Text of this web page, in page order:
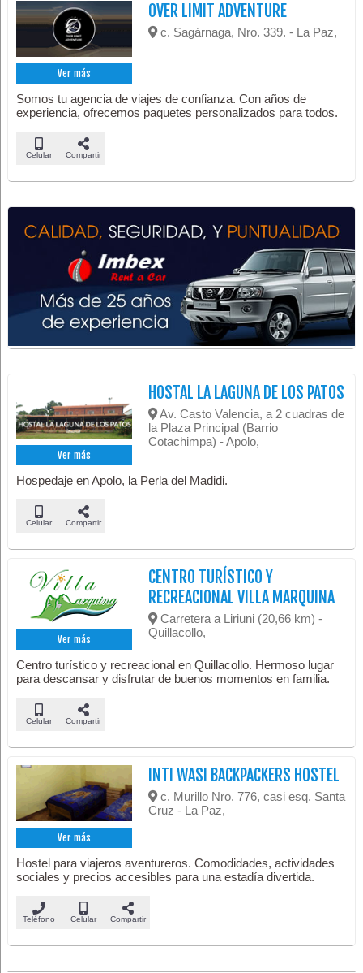
Ver más
OVER LIMIT ADVENTURE
c. Sagárnaga, Nro. 339. - La Paz,
Somos tu agencia de viajes de confianza. Con años de
experiencia, ofrecemos paquetes personalizados para todos.
Celular Compartir
Ver más
HOSTAL LA LAGUNA DE LOS PATOS
Av. Casto Valencia, a 2 cuadras de
la Plaza Principal (Barrio
Cotachimpa) - Apolo,
Hospedaje en Apolo, la Perla del Madidi.
Celular Compartir
Ver más
CENTRO TURÍSTICO Y
RECREACIONAL VILLA MARQUINA
Carretera a Liriuni (20,66 km) -
Quillacollo,
Centro turístico y recreacional en Quillacollo. Hermoso lugar
para descansar y disfrutar de buenos momentos en familia.
Celular Compartir
Ver más
INTI WASI BACKPACKERS HOSTEL
c. Murillo Nro. 776, casi esq. Santa
Cruz - La Paz,
Hostel para viajeros aventureros. Comodidades, actividades
sociales y precios accesibles para una estadía divertida.
Teléfono Celular Compartir